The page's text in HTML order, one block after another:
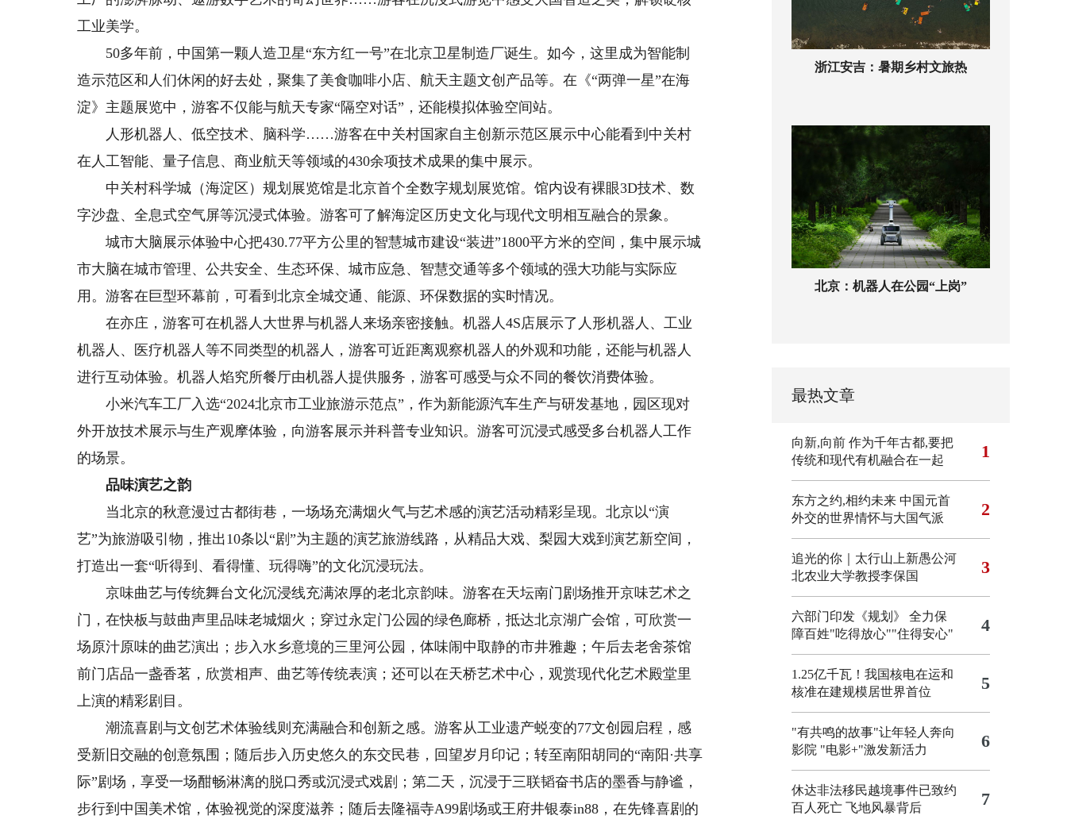
工业美学。
50多年前，中国第一颗人造卫星“东方红一号”在北京卫星制造厂诞生。如今，这里成为智能制
造示范区和人们休闲的好去处，聚集了美食咖啡小店、航天主题文创产品等。在《“两弹一星”在海
淀》主题展览中，游客不仅能与航天专家“隔空对话”，还能模拟体验空间站。
人形机器人、低空技术、脑科学……游客在中关村国家自主创新示范区展示中心能看到中关村
在人工智能、量子信息、商业航天等领域的430余项技术成果的集中展示。
中关村科学城（海淀区）规划展览馆是北京首个全数字规划展览馆。馆内设有裸眼3D技术、数
字沙盘、全息式空气屏等沉浸式体验。游客可了解海淀区历史文化与现代文明相互融合的景象。
城市大脑展示体验中心把430.77平方公里的智慧城市建设“装进”1800平方米的空间，集中展示城
市大脑在城市管理、公共安全、生态环保、城市应急、智慧交通等多个领域的强大功能与实际应
用。游客在巨型环幕前，可看到北京全城交通、能源、环保数据的实时情况。
在亦庄，游客可在机器人大世界与机器人来场亲密接触。机器人4S店展示了人形机器人、工业
机器人、医疗机器人等不同类型的机器人，游客可近距离观察机器人的外观和功能，还能与机器人
进行互动体验。机器人焰究所餐厅由机器人提供服务，游客可感受与众不同的餐饮消费体验。
小米汽车工厂入选“2024北京市工业旅游示范点”，作为新能源汽车生产与研发基地，园区现对
外开放技术展示与生产观摩体验，向游客展示并科普专业知识。游客可沉浸式感受多台机器人工作
的场景。
品味演艺之韵
当北京的秋意漫过古都街巷，一场场充满烟火气与艺术感的演艺活动精彩呈现。北京以“演
艺”为旅游吸引物，推出10条以“剧”为主题的演艺旅游线路，从精品大戏、梨园大戏到演艺新空间，
打造出一套“听得到、看得懂、玩得嗨”的文化沉浸玩法。
京味曲艺与传统舞台文化沉浸线充满浓厚的老北京韵味。游客在天坛南门剧场推开京味艺术之
门，在快板与鼓曲声里品味老城烟火；穿过永定门公园的绿色廊桥，抵达北京湖广会馆，可欣赏一
场原汁原味的曲艺演出；步入水乡意境的三里河公园，体味闹中取静的市井雅趣；午后去老舍茶馆
前门店品一盏香茗，欣赏相声、曲艺等传统表演；还可以在天桥艺术中心，观赏现代化艺术殿堂里
上演的精彩剧目。
潮流喜剧与文创艺术体验线则充满融合和创新之感。游客从工业遗产蜕变的77文创园启程，感
受新旧交融的创意氛围；随后步入历史悠久的东交民巷，回望岁月印记；转至南阳胡同的“南阳·共享
际”剧场，享受一场酣畅淋漓的脱口秀或沉浸式戏剧；第二天，沉浸于三联韬奋书店的墨香与静谧，
步行到中国美术馆，体验视觉的深度滋养；随后去隆福寺A99剧场或王府井银泰in88，在先锋喜剧的
浙江安吉：暑期乡村文旅热
北京：机器人在公园“上岗”
最热文章
向新,向前 作为千年古都,要把
传统和现代有机融合在一起
1
东方之约,相约未来 中国元首
外交的世界情怀与大国气派
2
追光的你｜太行山上新愚公河
北农业大学教授李保国
3
六部门印发《规划》 全力保
障百姓"吃得放心""住得安心"
4
1.25亿千瓦！我国核电在运和
核准在建规模居世界首位
5
"有共鸣的故事"让年轻人奔向
影院 "电影+"激发新活力 6
休达非法移民越境事件已致约
百人死亡 飞地风暴背后 7